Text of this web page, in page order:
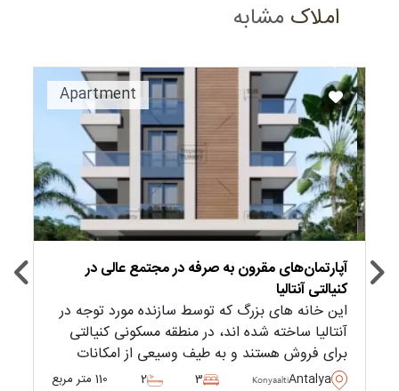
املاک مشابه
Apartment
Recommended
آپارتمان‌های مقرون به صرفه در مجتمع عالی در
کنیالتی آنتالیا
این خانه های بزرگ که توسط سازنده مورد توجه در
آنتالیا ساخته شده اند، در منطقه مسکونی کنیالتی
برای فروش هستند و به طیف وسیعی از امکانات
رفاهی در محل از جمله استخر و باغ دسترسی دارند.
Antalya
Konyaalti
3
2 110 متر مربع